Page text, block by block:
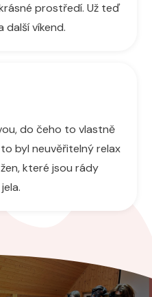
prostředí. Už teď
další víkend.
do čeho to vlastně
byl neuvěřitelný relax
které jsou rády